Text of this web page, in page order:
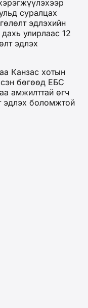
суралцах
эдлэхийн
улирлаас 12
эдлэх
Канзас хотын
бөгөөд ЕБС
амжилттай өгч
эдлэх боломжтой